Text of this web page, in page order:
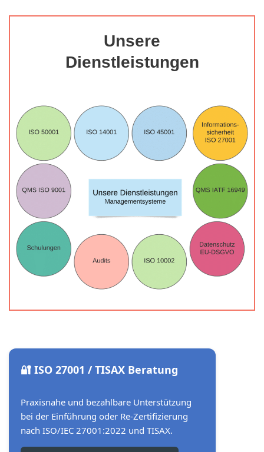
Unsere
Dienstleistungen
🔐 ISO 27001 / TISAX Beratung
Praxisnahe und bezahlbare Unterstützung
bei der Einführung oder Re-Zertifizierung
nach ISO/IEC 27001:2022 und TISAX.